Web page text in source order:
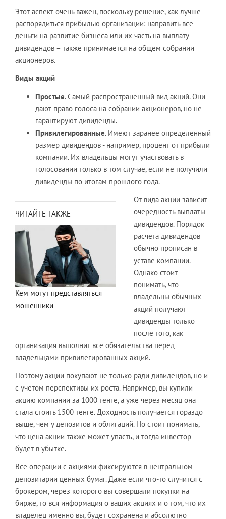
Этот аспект очень важен, поскольку решение, как лучше
распорядиться прибылью организации: направить все
деньги на развитие бизнеса или их часть на выплату
дивидендов – также принимается на общем собрании
акционеров.
Виды акций
Простые. Самый распространенный вид акций. Они
дают право голоса на собрании акционеров, но не
гарантируют дивиденды.
Привилегированные. Имеют заранее определенный
размер дивидендов - например, процент от прибыли
компании. Их владельцы могут участвовать в
голосовании только в том случае, если не получили
дивиденды по итогам прошлого года.
ЧИТАЙТЕ ТАКЖЕ
Кем могут представляться
мошенники
От вида акции зависит
очередность выплаты
дивидендов. Порядок
расчета дивидендов
обычно прописан в
уставе компании.
Однако стоит
понимать, что
владельцы обычных
акций получают
дивиденды только
после того, как
организация выполнит все обязательства перед
владельцами привилегированных акций.
Поэтому акции покупают не только ради дивидендов, но и
с учетом перспективы их роста. Например, вы купили
акцию компании за 1000 тенге, а уже через месяц она
стала стоить 1500 тенге. Доходность получается гораздо
выше, чем у депозитов и облигаций. Но стоит понимать,
что цена акции также может упасть, и тогда инвестор
будет в убытке.
Все операции с акциями фиксируются в центральном
депозитарии ценных бумаг. Даже если что-то случится с
брокером, через которого вы совершали покупки на
бирже, то вся информация о ваших акциях и о том, что их
владелец именно вы, будет сохранена и абсолютно